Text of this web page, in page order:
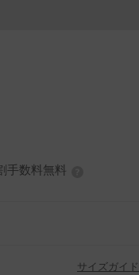
手数料無料
サイズガイド